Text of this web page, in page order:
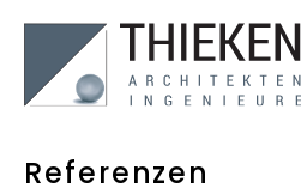
Referenzen